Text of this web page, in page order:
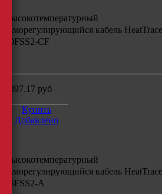
Высокотемпературный
саморегулирующийся кабель HeatTrace
60FSS2-CF
4897.17 руб
Купить
Добавлено
Высокотемпературный
саморегулирующийся кабель HeatTrace
75FSS2-A